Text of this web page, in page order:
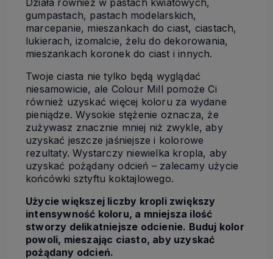
gumpastach, pastach modelarskich,
marcepanie, mieszankach do ciast, ciastach,
lukierach, izomalcie, żelu do dekorowania,
mieszankach koronek do ciast i innych.
Twoje ciasta nie tylko będą wyglądać
niesamowicie, ale Colour Mill pomoże Ci
również uzyskać więcej koloru za wydane
pieniądze. Wysokie stężenie oznacza, że
zużywasz znacznie mniej niż zwykle, aby
uzyskać jeszcze jaśniejsze i kolorowe
rezultaty. Wystarczy niewielka kropla, aby
uzyskać pożądany odcień – zalecamy użycie
końcówki sztyftu koktajlowego.
Użycie większej liczby kropli zwiększy
intensywność koloru, a mniejsza ilość
stworzy delikatniejsze odcienie. Buduj kolor
powoli, mieszając ciasto, aby uzyskać
pożądany odcień.